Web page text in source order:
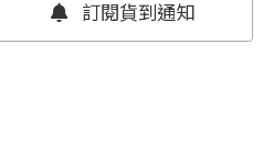
訂閱貨到通知